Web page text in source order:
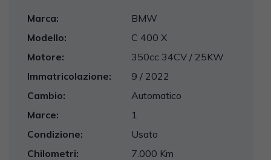
Marca:
BMW
Modello:
C 400 X
Motore:
350cc 34CV / 25KW
Immatricolazione:
9 / 2022
Cambio:
Automatico
Marce:
1
Condizione:
Usato
Chilometri:
7.000 Km